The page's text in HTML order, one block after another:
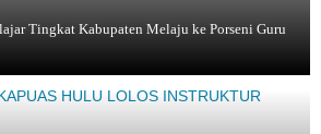
Tingkat Kabupaten Melaju ke Porseni Guru